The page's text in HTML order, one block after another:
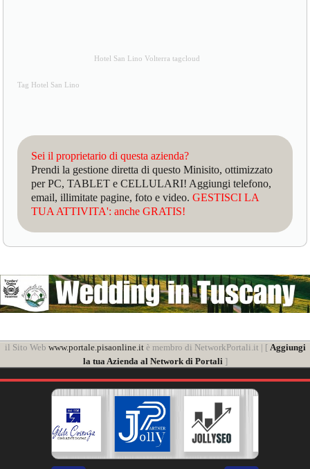
Hotel San Lino Volterra tagcloud
Tag Hotel San Lino
Sei il proprietario di questa azienda?
Prendi la gestione diretta di questo Minisito, ottimizzato
per PC, TABLET e CELLULARI! Aggiungi telefono,
email, illimitate pagine, foto e video.GESTISCI LA
TUA ATTIVITA': anche GRATIS!
il Sito Web www.portale.pisaonline.itè membro di NetworkPortali.it | [ Aggiungi
la tua Azienda al Network di Portali]